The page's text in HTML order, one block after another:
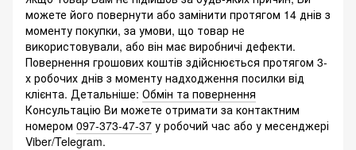
можете його повернути або замінити протягом 14 днів з
моменту покупки, за умови, що товар не
використовували, або він має виробничі дефекти.
Повернення грошових коштів здійснюється протягом 3-
х робочих днів з моменту надходження посилки від
клієнта. Детальніше: Обмін та повернення
Консультацію Ви можете отримати за контактним
номером 097-373-47-37 у робочий час або у месенджері
Viber/Telegram.